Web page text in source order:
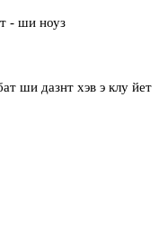
- ши ноуз
ши дазнт хэв э клу йет